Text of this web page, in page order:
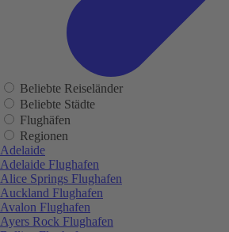
Beliebte Reiseländer
Beliebte Städte
Flughäfen
Regionen
Adelaide
Adelaide Flughafen
Alice Springs Flughafen
Auckland Flughafen
Avalon Flughafen
Ayers Rock Flughafen